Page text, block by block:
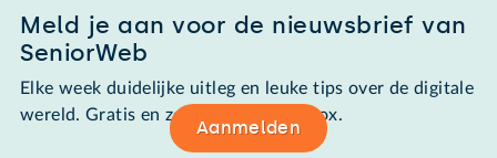
Meld je aan voor de nieuwsbrief van
SeniorWeb
Elke week duidelijke uitleg en leuke tips over de digitale
wereld. Gratis en zomaar in de mailbox.
Aanmelden